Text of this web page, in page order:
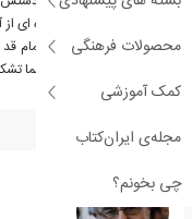
محصولات فرهنگی
کمک آموزشی
مجله‌ی ایران‌کتاب
چی بخونم؟
خارجه دیده و شاید خاطره ای
هواپیما و عبور از کنارم،
«نمی دانم چطور باید از شما
درباره احمد عزیزی